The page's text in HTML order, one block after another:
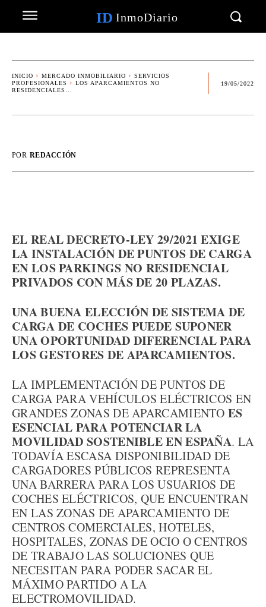
ID InmoDiario
INICIO MERCADO INMOBILIARIO
SERVICIOS
PROFESIONALES
LOS APARCAMIENTOS NO
RESIDENCIALES...
19/05/2022
POR REDACCIÓN
EL REAL DECRETO-LEY 29/2021 EXIGE
LA INSTALACIÓN DE PUNTOS DE CARGA
EN LOS PARKINGS NO RESIDENCIAL
PRIVADOS CON MÁS DE 20 PLAZAS.
UNA BUENA ELECCIÓN DE SISTEMA DE
CARGA DE COCHES PUEDE SUPONER
UNA OPORTUNIDAD DIFERENCIAL PARA
LOS GESTORES DE APARCAMIENTOS.
LA IMPLEMENTACIÓN DE PUNTOS DE
CARGA PARA VEHÍCULOS ELÉCTRICOS EN
GRANDES ZONAS DE APARCAMIENTO ES
ESENCIAL PARA POTENCIAR LA
MOVILIDAD SOSTENIBLE EN ESPAÑA. LA
TODAVÍA ESCASA DISPONIBILIDAD DE
CARGADORES PÚBLICOS REPRESENTA
UNA BARRERA PARA LOS USUARIOS DE
COCHES ELÉCTRICOS, QUE ENCUENTRAN
EN LAS ZONAS DE APARCAMIENTO DE
CENTROS COMERCIALES, HOTELES,
HOSPITALES, ZONAS DE OCIO O CENTROS
DE TRABAJO LAS SOLUCIONES QUE
NECESITAN PARA PODER SACAR EL
MÁXIMO PARTIDO A LA
ELECTROMOVILIDAD.